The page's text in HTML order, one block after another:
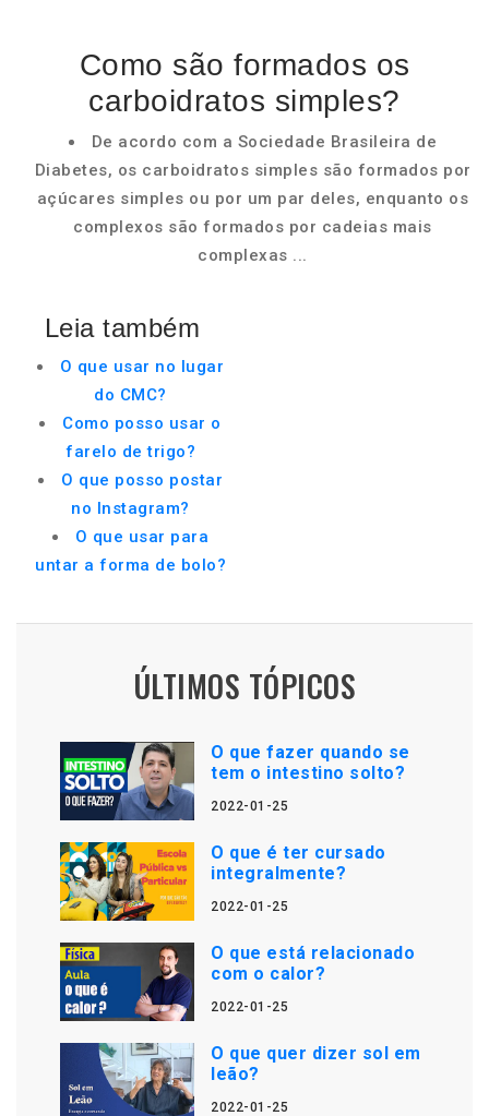
Como são formados os
carboidratos simples?
De acordo com a Sociedade Brasileira de
Diabetes, os carboidratos simples são formados por
açúcares simples ou por um par deles, enquanto os
complexos são formados por cadeias mais
complexas ...
Leia também
O que usar no lugar
do CMC?
Como posso usar o
farelo de trigo?
O que posso postar
no Instagram?
O que usar para
untar a forma de bolo?
ÚLTIMOS TÓPICOS
O que fazer quando se
tem o intestino solto?
2022-01-25
O que é ter cursado
integralmente?
2022-01-25
O que está relacionado
com o calor?
2022-01-25
O que quer dizer sol em
leão?
2022-01-25